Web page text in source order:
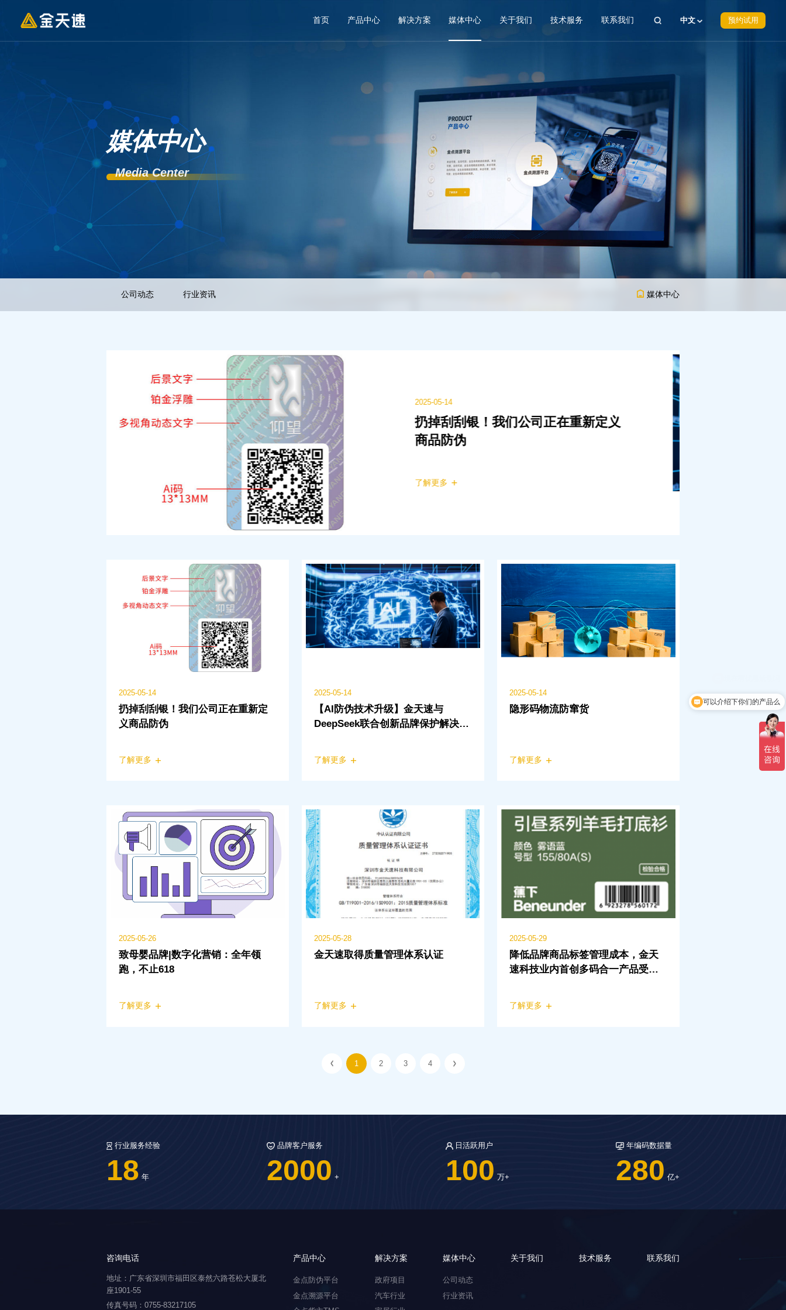
首页 产品中心 解决方案 媒体中心 关于我们 技术服务 联系我们 中文 预约试用
媒体中心
Media Center
公司动态 行业资讯 媒体中心
2025-05-14
【AI防伪技术升级】金天速与
DeepSeek联合创新品牌保护解决方
了解更多
2025-05-14
扔掉刮刮银！我们公司正在重新定
义商品防伪
了解更多
2025-05-14
【AI防伪技术升级】金天速与
DeepSeek联合创新品牌保护解决方
了解更多
2025-05-14
隐形码物流防窜货
了解更多
2025-05-26
致母婴品牌|数字化营销：全年领
跑，不止618
了解更多
2025-05-28
金天速取得质量管理体系认证
了解更多
2025-05-29
降低品牌商品标签管理成本，金天
速科技业内首创多码合一产品受热
了解更多
1 2 3 4
行业服务经验
18 年
品牌客户服务
2000 +
日活跃用户
100 万+
年编码数据量
280 亿+
咨询电话
地址：广东省深圳市福田区泰然六路苍松大厦北
座1901-55
传真号码：0755-83217105
产品中心
金点防伪平台
金点溯源平台
解决方案
政府项目
汽车行业
媒体中心
公司动态
行业资讯
关于我们 技术服务 联系我们
可以介绍下你们的产品么